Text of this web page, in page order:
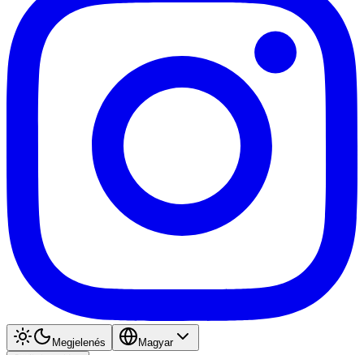
Megjelenés
Magyar